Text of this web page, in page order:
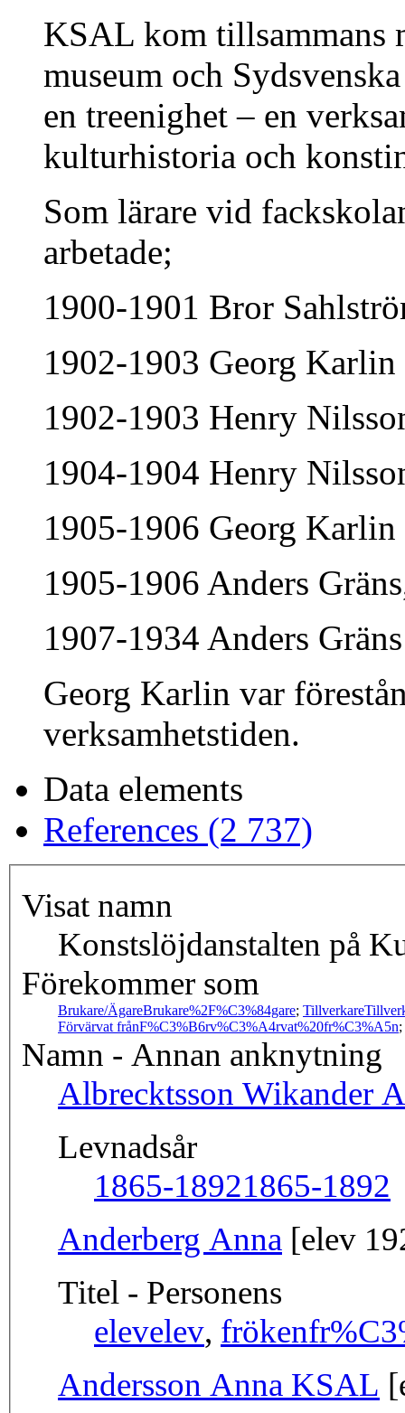
KSAL kom tillsammans
museum och
en treenighet – en
kulturhistoria och
Som lärare vid
arbetade;
1900-1901 Bror
1902-1903 Georg Karlin
1902-1903 Henry
1904-1904 Henry
1905-1906 Georg Karlin
1905-1906 Anders
1907-1934 Anders Gräns
Georg Karlin var
verksamhetstiden.
Data elements
References (2 737)
Visat namn
Konstslöjdanstalten på
Förekommer som
Brukare/ÄgareBrukare%2F%C3%84gare; Tillverkare
Förvärvat frånF%C3%B6rv%C3%A4rvat%20fr%C3%A5n;
Namn - Annan anknytning
Albrecktsson Wikander
Levnadsår
1865-18921865-1892
Anderberg Anna [elev
Titel - Personens
elevelev, fröken
Andersson Anna KSAL